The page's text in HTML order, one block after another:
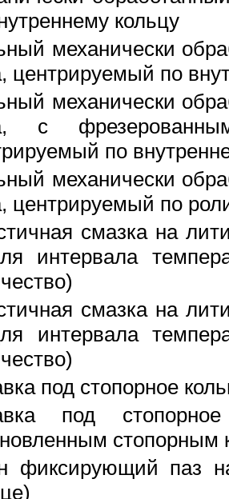
кольцу
механически
центрируемый по
механически
с
по
механически
центрируемый по
смазка на
интервала
смазка на
интервала
под стопорное
под
стопорным
фиксирующий паз